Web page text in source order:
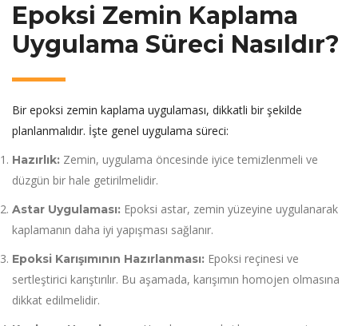
Epoksi Zemin Kaplama
Uygulama Süreci Nasıldır?
Bir epoksi zemin kaplama uygulaması, dikkatli bir şekilde
planlanmalıdır. İşte genel uygulama süreci:
Hazırlık: Zemin, uygulama öncesinde iyice temizlenmeli ve
düzgün bir hale getirilmelidir.
Astar Uygulaması: Epoksi astar, zemin yüzeyine uygulanarak
kaplamanın daha iyi yapışması sağlanır.
Epoksi Karışımının Hazırlanması: Epoksi reçinesi ve
sertleştirici karıştırılır. Bu aşamada, karışımın homojen olmasına
dikkat edilmelidir.